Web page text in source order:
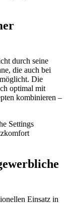
durch seine
die auch bei
Die
optimal mit
kombinieren –
Settings
Einsatz in